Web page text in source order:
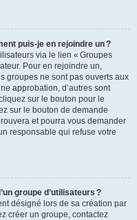
puis-je en rejoindre un ?
via le lien « Groupes
Pour en rejoindre un,
groupes ne sont pas ouverts aux
approbation, d’autres sont
sur le bouton pour le
sur le bouton de demande
et pourra vous demander
responsable qui refuse votre
groupe d’utilisateurs ?
désigné lors de sa création par
créer un groupe, contactez